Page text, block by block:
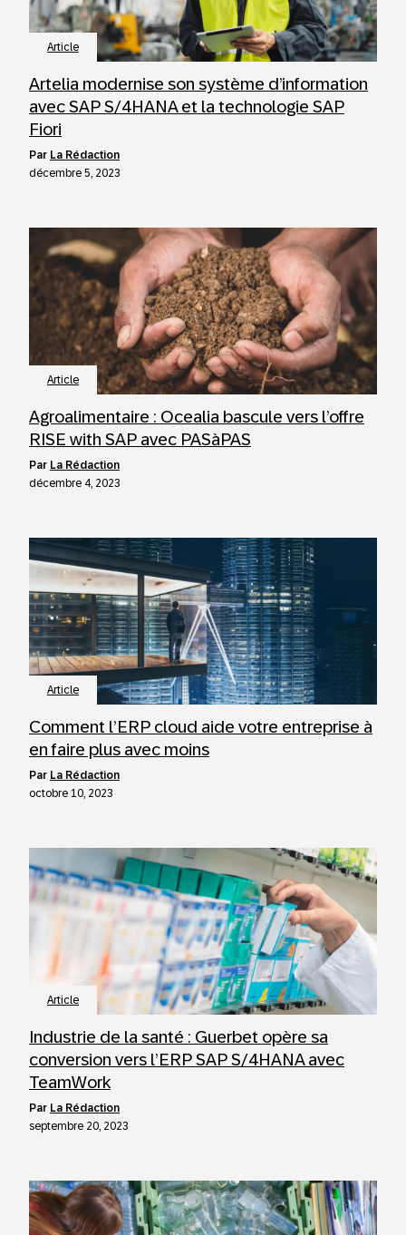
Article
Artelia modernise son système d’information
avec SAP S/4HANA et la technologie SAP
Fiori
par La Rédaction
décembre 5, 2023
Article
Agroalimentaire : Ocealia bascule vers l’offre
RISE with SAP avec PASàPAS
par La Rédaction
décembre 4, 2023
Article
Comment l’ERP cloud aide votre entreprise à
en faire plus avec moins
par La Rédaction
octobre 10, 2023
Article
Industrie de la santé : Guerbet opère sa
conversion vers l’ERP SAP S/4HANA avec
TeamWork
par La Rédaction
septembre 20, 2023